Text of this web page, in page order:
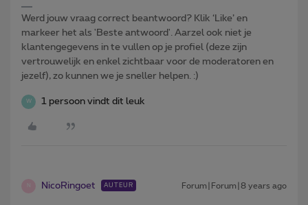
Werd jouw vraag correct beantwoord? Klik ‘Like’ en
markeer het als 'Beste antwoord'. Aarzel ook niet je
klantengegevens in te vullen op je profiel (deze zijn
vertrouwelijk en enkel zichtbaar voor de moderatoren en
jezelf), zo kunnen we je sneller helpen. :)
W 1 persoon vindt dit leuk
NicoRingoet AUTEUR Forum|Forum|8 years ago